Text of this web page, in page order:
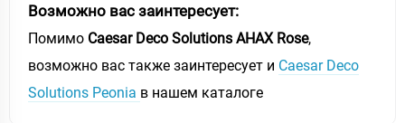
Возможно вас заинтересует:
Помимо Caesar Deco Solutions AHAX Rose,
возможно вас также заинтересует и Caesar Deco
Solutions Peonia в нашем каталоге